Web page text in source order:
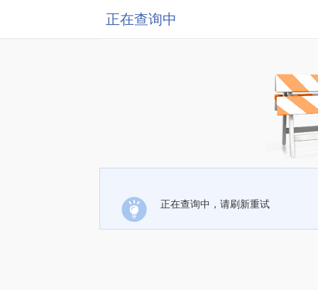
正在查询中
正在查询中，请刷新重试